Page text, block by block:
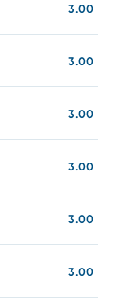
3.00
3.00
3.00
3.00
3.00
3.00